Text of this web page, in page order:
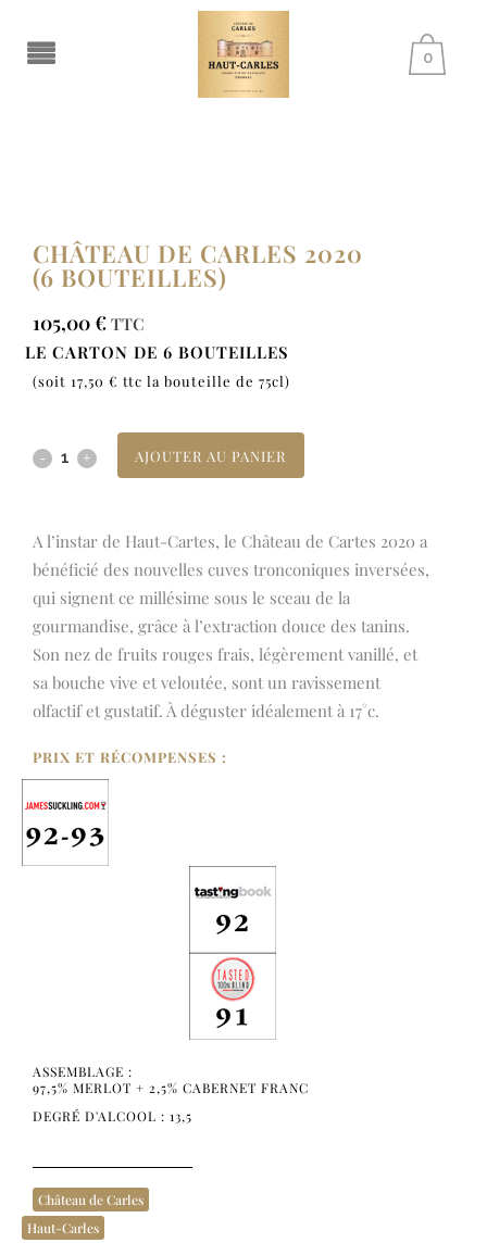
0
CHÂTEAU DE CARLES 2020
(6 BOUTEILLES)
105,00€ TTC
LE CARTON DE 6 BOUTEILLES
(soit 17,50 € ttc la bouteille de 75cl)
AJOUTER AU PANIER
A l’instar de Haut-Cartes, le Château de Cartes 2020 a
bénéficié des nouvelles cuves tronconiques inversées,
qui signent ce millésime sous le sceau de la
gourmandise, grâce à l’extraction douce des tanins.
Son nez de fruits rouges frais, légèrement vanillé, et
sa bouche vive et veloutée, sont un ravissement
olfactif et gustatif. À déguster idéalement à 17°c.
PRIX ET RÉCOMPENSES :
ASSEMBLAGE :
97,5% MERLOT + 2,5% CABERNET FRANC
DEGRÉ D'ALCOOL : 13,5
Château de Carles
Haut-Carles